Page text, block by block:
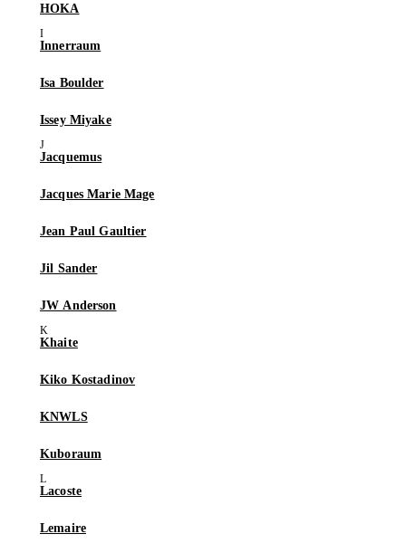
HOKA
Innerraum
Isa Boulder
Issey Miyake
Jacquemus
Jacques Marie Mage
Jean Paul Gaultier
Jil Sander
JW Anderson
Khaite
Kiko Kostadinov
KNWLS
Kuboraum
Lacoste
Lemaire